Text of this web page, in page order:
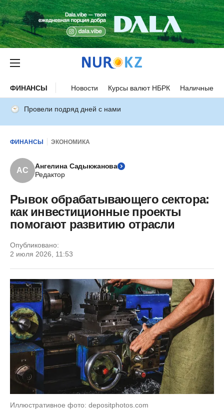
ФИНАНСЫ Новости Курсы валют НБРК Наличные
Провели подряд дней с нами
ФИНАНСЫ ЭКОНОМИКА
АС
Ангелина Садыкжанова
Редактор
Рывок обрабатывающего сектора:
как инвестиционные проекты
помогают развитию отрасли
Опубликовано:
2 июля 2026, 11:53
Иллюстративное фото: depositphotos.com